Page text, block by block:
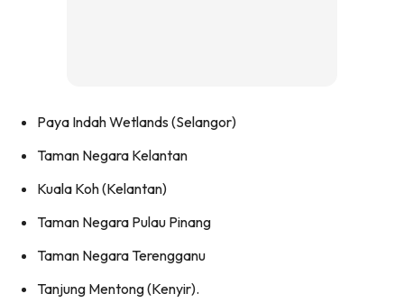
Paya Indah Wetlands (Selangor)
Taman Negara Kelantan
Kuala Koh (Kelantan)
Taman Negara Pulau Pinang
Taman Negara Terengganu
Tanjung Mentong (Kenyir).